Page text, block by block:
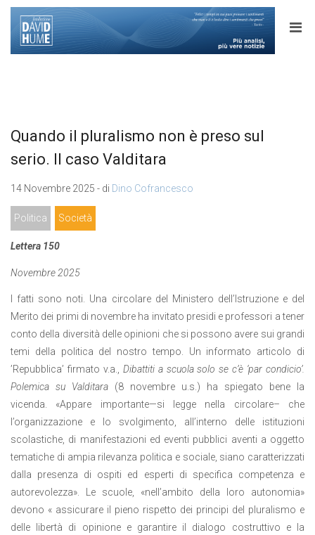
Quando il pluralismo non è preso sul
serio. Il caso Valditara
14 Novembre 2025 - di Dino Cofrancesco
Politica Società
Lettera 150
Novembre 2025
I fatti sono noti. Una circolare del Ministero dell’Istruzione e del
Merito dei primi di novembre ha invitato presidi e professori a tener
conto della diversità delle opinioni che si possono avere sui grandi
temi della politica del nostro tempo. Un informato articolo di
’Repubblica’ firmato v.a., Dibattiti a scuola solo se c’è ‘par condicio’.
Polemica su Valditara (8 novembre u.s.) ha spiegato bene la
vicenda. «Appare importante—si legge nella circolare– che
l’organizzazione e lo svolgimento, all’interno delle istituzioni
scolastiche, di manifestazioni ed eventi pubblici aventi a oggetto
tematiche di ampia rilevanza politica e sociale, siano caratterizzati
dalla presenza di ospiti ed esperti di specifica competenza e
autorevolezza». Le scuole, «nell’ambito della loro autonomia»
devono « assicurare il pieno rispetto dei principi del pluralismo e
delle libertà di opinione e garantire il dialogo costruttivo e la